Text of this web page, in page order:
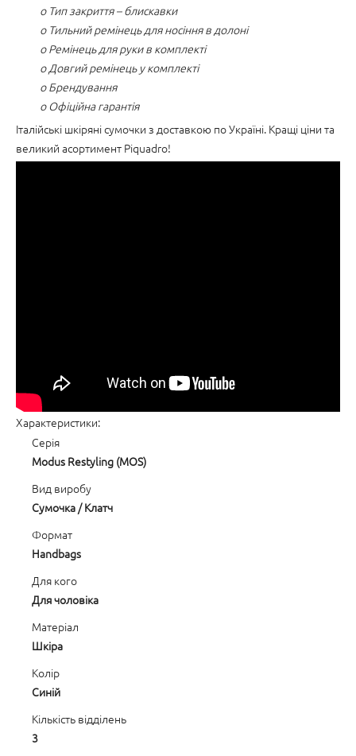
o Тип закриття – блискавки
o Тильний ремінець для носіння в долоні
o Ремінець для руки в комплекті
o Довгий ремінець у комплекті
o Брендування
o Офіційна гарантія
Італійські шкіряні сумочки з доставкою по Україні. Кращі ціни та
великий асортимент Piquadro!
Характеристики:
Серія
Modus Restyling (MOS)
Вид виробу
Сумочка / Клатч
Формат
Handbags
Для кого
Для чоловіка
Матеріал
Шкіра
Колір
Синій
Кількість відділень
3